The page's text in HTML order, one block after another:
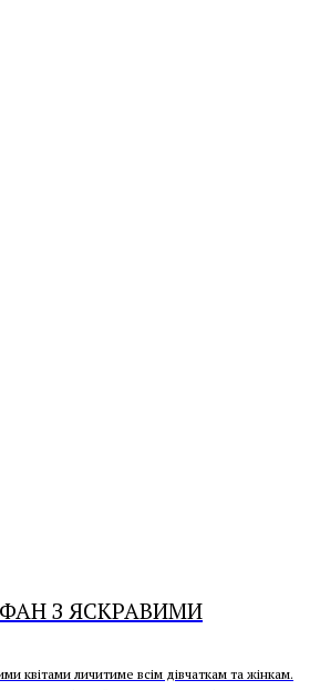
З ЯСКРАВИМИ
квітами личитиме всім дівчаткам та жінкам.